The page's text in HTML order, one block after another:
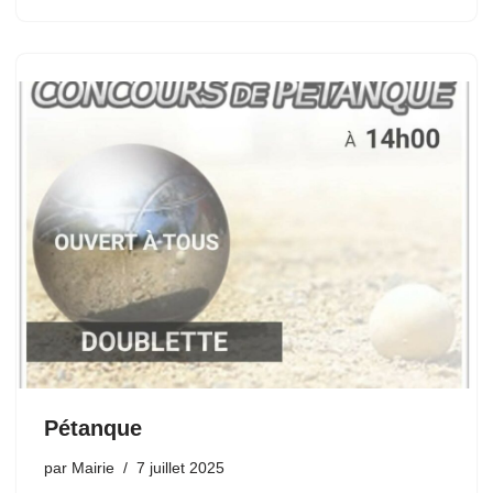
Pétanque
par Mairie 7 juillet 2025